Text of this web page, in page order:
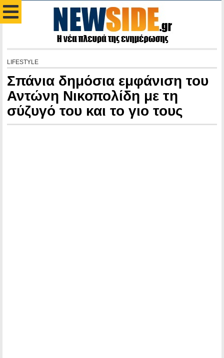
LIFESTYLE
Σπάνια δημόσια εμφάνιση του
Αντώνη Νικοπολίδη με τη
σύζυγό του και το γιο τους